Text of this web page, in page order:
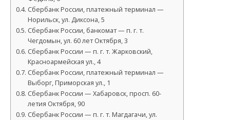
Сбербанк России, платежный терминал —
Норильск, ул. Диксона, 5
Сбербанк России, банкомат — п. г. т.
Чегдомын, ул. 60 лет Октября, 3
Сбербанк России — п. г. т. Жарковский,
Красноармейская ул., 4
Сбербанк России, платежный терминал —
Выборг, Приморская ул., 1
Сбербанк России — Хабаровск, просп. 60-
летия Октября, 90
Сбербанк России — п. г. т. Магдагачи, ул.